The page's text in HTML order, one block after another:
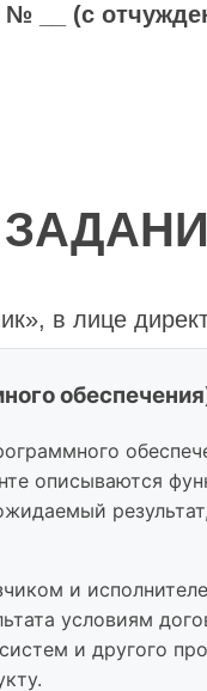
№ __ (с
в лице
и ООО
описываются
и
условиям
и другого